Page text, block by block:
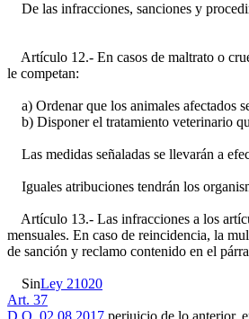
De las infracciones, sanciones y
Artículo 12.- En casos de maltrato o
le competan:
a) Ordenar que los animales afectados
b) Disponer el tratamiento veterinario
Las medidas señaladas se llevarán a
Iguales atribuciones tendrán los
Artículo 13.- Las infracciones a los
mensuales. En caso de reincidencia, la
de sanción y reclamo contenido en el
SinLey 21020
Art. 37
D.O. 02.08.2017 perjuicio de lo anterior,